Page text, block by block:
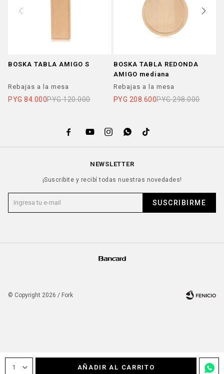
1 AÑADIR AL CARRITO
BOSKA TABLA AMIGO S
Rebajas a la mesa
PYG 84.000PYG 120.000
BOSKA TABLA REDONDA
AMIGO mediana
Rebajas a la mesa
PYG 208.600PYG 298.000
    
NEWSLETTER
¡Suscribite y recibí todas nuestras novedades!
SUSCRIBIRME
© Copyright 2026 / Fork
Fenicio